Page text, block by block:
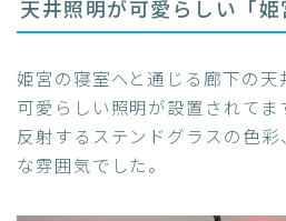
天井照明が可愛らしい「姫
姫宮の寝室へと通じる廊下の
可愛らしい照明が設置されてま
反射するステンドグラスの色
な雰囲気でした。